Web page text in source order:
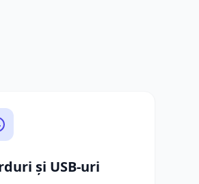
și USB-uri